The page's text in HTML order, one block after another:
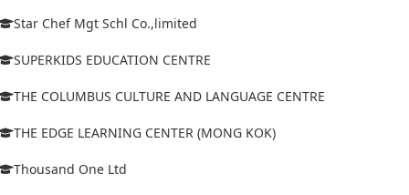
Star Chef Mgt Schl Co.,limited
SUPERKIDS EDUCATION CENTRE
THE COLUMBUS CULTURE AND LANGUAGE CENTRE
THE EDGE LEARNING CENTER (MONG KOK)
Thousand One Ltd